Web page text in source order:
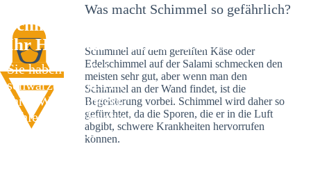
Schimmelexperte in Romsgrund –
Ihr Helfer an Ort und Stelle
Sie haben kürzlich
schwarze Flecken an
Ihrer Wand entdeckt?
Schlechte Nachrichten:
Sie haben einen
Was macht Schimmel so gefährlich?
Schimmel auf dem gereiften Käse oder
Edelschimmel auf der Salami schmecken den
meisten sehr gut, aber wenn man den
Schimmel an der Wand findet, ist die
Begeisterung vorbei. Schimmel wird daher so
gefürchtet, da die Sporen, die er in die Luft
abgibt, schwere Krankheiten hervorrufen
können.